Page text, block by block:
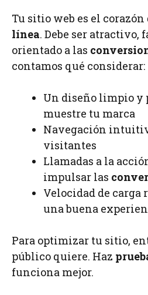
Tu sitio web es el corazón
línea. Debe ser atractivo,
orientado a las
contamos qué considerar:
Un diseño limpio y
muestre tu marca
Navegación
visitantes
Llamadas a la
impulsar las
Velocidad de
una buena
Para optimizar tu sitio,
público quiere. Haz
funciona mejor.